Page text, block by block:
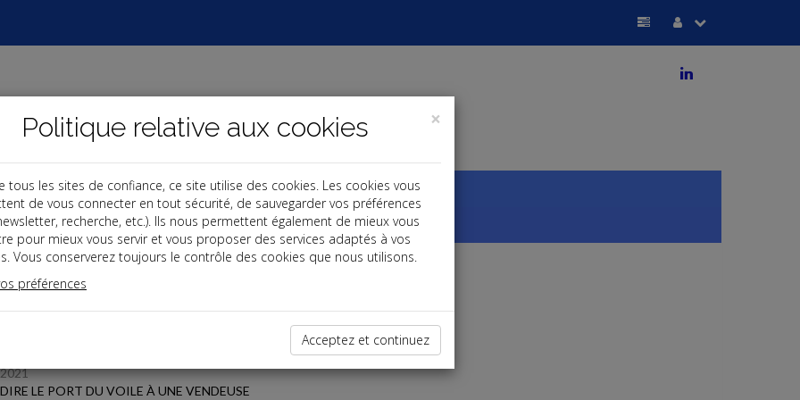
j
dernières dépêches
LE PORT DU VOILE À UNE VENDEUSE
×
Politique relative aux cookies
tous les sites de confiance, ce site utilise des cookies. Les cookies vous
de vous connecter en tout sécurité, de sauvegarder vos préférences
recherche, etc.). Ils nous permettent également de mieux vous
pour mieux vous servir et vous proposer des services adaptés à vos
Vous conserverez toujours le contrôle des cookies que nous utilisons.
préférences
Acceptez et continuez